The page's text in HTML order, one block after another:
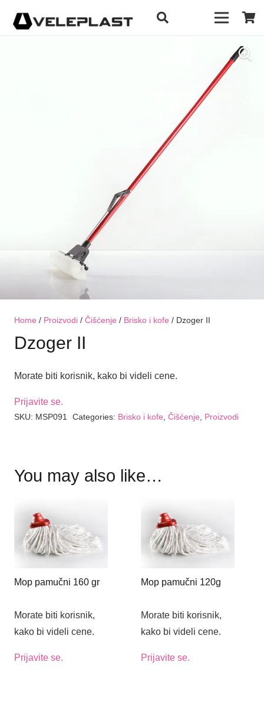
Home / Proizvodi / Čišćenje / Brisko i kofe / Dzoger II
Dzoger II
Morate biti korisnik, kako bi videli cene.
Prijavite se.
SKU: MSP091 Categories: Brisko i kofe Čišćenje Proizvodi
You may also like…
Mop pamučni 160 gr
Morate biti korisnik,
kako bi videli cene.
Prijavite se.
Mop pamučni 120g
Morate biti korisnik,
kako bi videli cene.
Prijavite se.